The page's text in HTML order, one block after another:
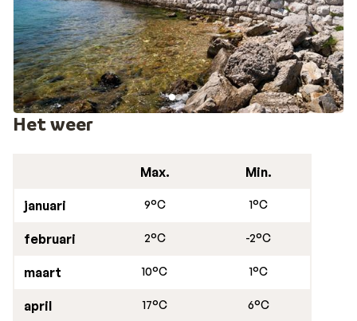
Het weer
Max. Min.
januari 9°C 1°C
februari 2°C -2°C
maart 10°C 1°C
april 17°C 6°C